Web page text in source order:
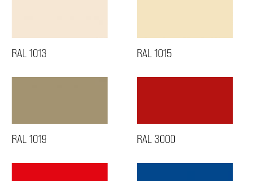
RAL 1013 RAL 1015
RAL 1019 RAL 3000